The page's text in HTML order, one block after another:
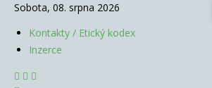
Sobota, 08. srpna 2026
Kontakty / Etický kodex
Inzerce